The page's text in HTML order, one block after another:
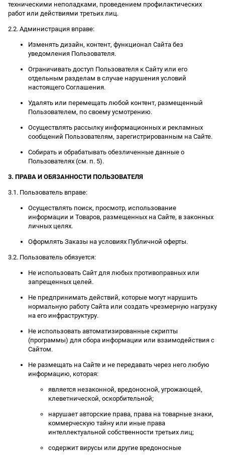
техническими неполадками, проведением профилактических
работ или действиями третьих лиц.
2.2. Администрация вправе:
Изменять дизайн, контент, функционал Сайта без
уведомления Пользователя.
Ограничивать доступ Пользователя к Сайту или его
отдельным разделам в случае нарушения условий
настоящего Соглашения.
Удалять или перемещать любой контент, размещенный
Пользователем, по своему усмотрению.
Осуществлять рассылку информационных и рекламных
сообщений Пользователям, зарегистрированным на Сайте.
Собирать и обрабатывать обезличенные данные о
Пользователях (см. п. 5).
3. ПРАВА И ОБЯЗАННОСТИ ПОЛЬЗОВАТЕЛЯ
3.1. Пользователь вправе:
Осуществлять поиск, просмотр, использование
информации и Товаров, размещенных на Сайте, в законных
личных целях.
Оформлять Заказы на условиях Публичной оферты.
3.2. Пользователь обязуется:
Не использовать Сайт для любых противоправных или
запрещенных целей.
Не предпринимать действий, которые могут нарушить
нормальную работу Сайта или создать чрезмерную нагрузку
на его инфраструктуру.
Не использовать автоматизированные скрипты
(программы) для сбора информации или взаимодействия с
Сайтом.
Не размещать на Сайте и не передавать через него любую
информацию, которая:
является незаконной, вредоносной, угрожающей,
клеветнической, оскорбительной;
нарушает авторские права, права на товарные знаки,
коммерческую тайну или иные права
интеллектуальной собственности третьих лиц;
содержит вирусы или другие вредоносные